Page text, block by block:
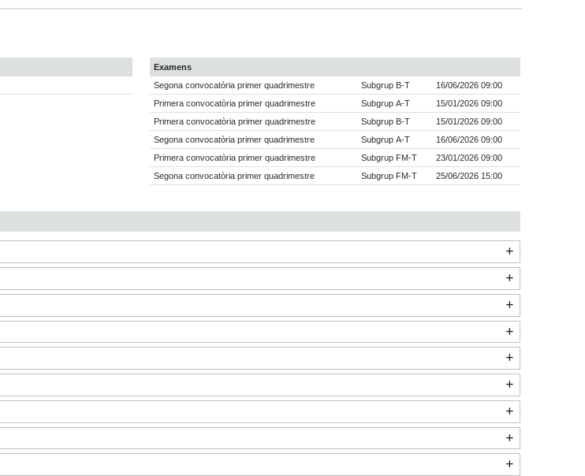
Examens
Segona convocatòria primer quadrimestre
Subgrup B-T
16/06/2026 09:00
Primera convocatòria primer quadrimestre
Subgrup A-T
15/01/2026 09:00
Primera convocatòria primer quadrimestre
Subgrup B-T
15/01/2026 09:00
Segona convocatòria primer quadrimestre
Subgrup A-T
16/06/2026 09:00
Primera convocatòria primer quadrimestre
Subgrup FM-T
23/01/2026 09:00
Segona convocatòria primer quadrimestre
Subgrup FM-T 25/06/2026 15:00